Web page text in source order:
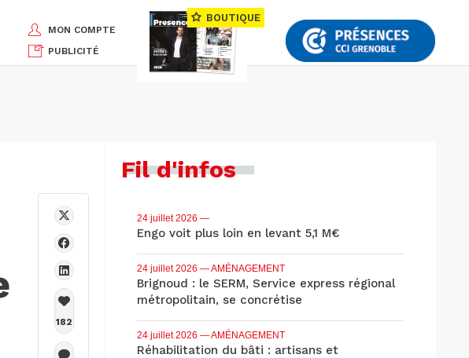
MON COMPTE
PUBLICITÉ
BOUTIQUE
182
Fil d'infos
24 juillet 2026 —
Engo voit plus loin en levant 5,1 M€
24 juillet 2026 — AMÉNAGEMENT
Brignoud : le SERM, Service express régional
métropolitain, se concrétise
24 juillet 2026 — AMÉNAGEMENT
Réhabilitation du bâti : artisans et